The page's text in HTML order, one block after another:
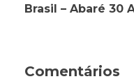
Brasil – Abaré 30
Comentários